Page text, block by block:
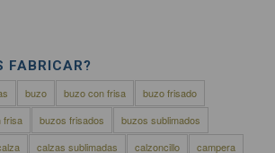
FABRICAR?
buzo buzo con frisa
buzo frisado
frisa buzos frisados
buzos sublimados
calzas sublimadas calzoncillo campera